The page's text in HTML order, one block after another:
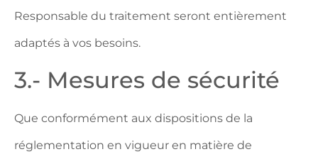
Responsable du traitement seront entièrement
adaptés à vos besoins.
3.- Mesures de sécurité
Que conformément aux dispositions de la
réglementation en vigueur en matière de